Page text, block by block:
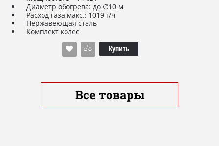
Диаметр обогрева: до ∅10 м
Расход газа макс.: 1019 г/ч
Нержавеющая сталь
Комплект колес
Время работы: 30 - 11 ч от газового баллона 10 кг/24,5 л
(не входит в комплектацию)
Редуктор 50 мбар
Вес: 32 кг
Диаметр рефлектора: ∅88 см
Газовый баллон 10 кг/24,5 л
Купить
Все товары